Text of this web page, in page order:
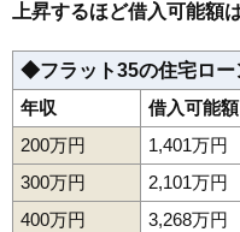
上昇するほど借入可能額
◆フラット35の住宅ロー
年収
借入可能額
200万円
1,401万円
300万円
2,101万円
400万円
3,268万円